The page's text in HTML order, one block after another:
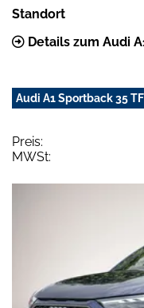
Standort
Details zum Audi
Audi A1 Sportback 35
Preis:
MWSt: